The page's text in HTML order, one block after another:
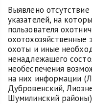
Выявлено
указателей, на
пользователя
охоты и иные
ненадлежащего
необеспечения
на них информации
Дубровенский,
Шумилинский